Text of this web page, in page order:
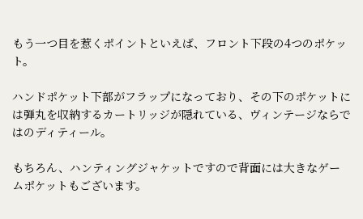
もう一つ目を惹くポイントといえば、フロント下段の4つのポケッ
ト。
ハンドポケット下部がフラップになっており、その下のポケットに
は弾丸を収納するカートリッジが隠れている、ヴィンテージならで
はのディティール。
もちろん、ハンティングジャケットですので背面には大きなゲー
ムポケットもございます。